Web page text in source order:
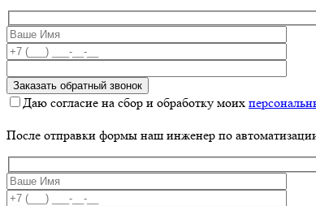
Даю согласие на сбор и обработку моих
После отправки формы наш инженер по